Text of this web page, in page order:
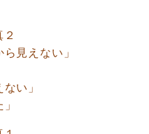
見えない」
い」